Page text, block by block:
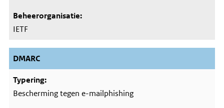
IETF
DMARC
Bescherming tegen e-mailphishing